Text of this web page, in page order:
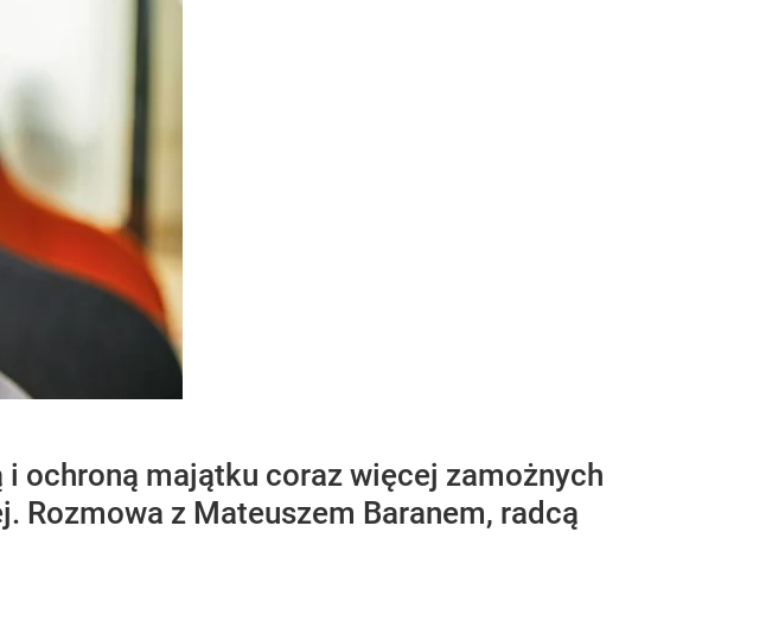
ochroną majątku coraz więcej zamożnych
Rozmowa z Mateuszem Baranem, radcą